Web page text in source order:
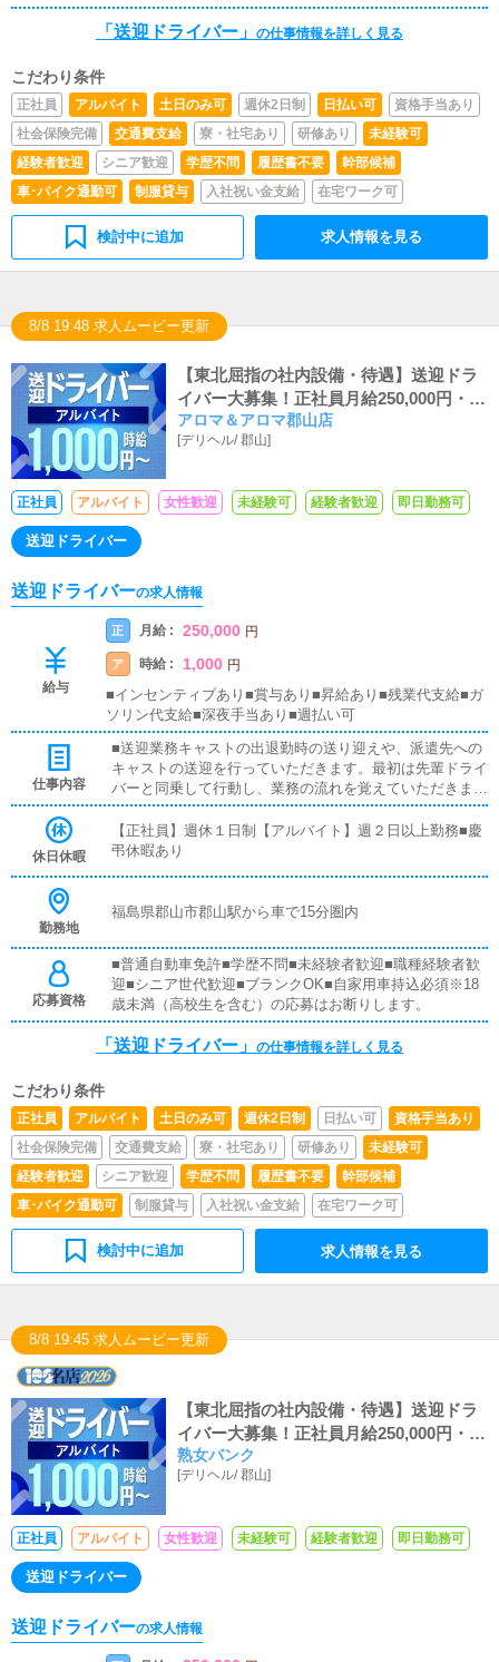
く無い方反社会勢力との関わりが無い方最低限のコミュニ
ケーションが取れる方長期勤務できる方カーナビやスマホ
「送迎ドライバー」 の仕事情報を詳しく見る
こだわり条件
正社員 アルバイト 土日のみ可 週休2日制 日払い可
資格手当あり
社会保険完備
交通費支給 寮・社宅あり 研修あり
未経験可
経験者歓迎
シニア歓迎 学歴不問 履歴書不要
幹部候補
車･バイク通勤可
制服貸与 入社祝い金支給 在宅ワーク可
検討中に追加 求人情報を見る
8/8 19:48 求人ムービー更新
【東北屈指の社内設備・待遇】送迎ドラ
イバー大募集！正社員月給250,000円・ア
ルバイト時給1,050円！インセンティブ・
賞与・昇給ございます！エリアトップク
きませんか？
アロマ＆アロマ郡山店
[デリヘル/郡山]
正社員 アルバイト 女性歓迎 未経験可 経験者歓迎 即日勤務可
送迎ドライバー
送迎ドライバーの求人情報
給与
正 月給 : 250,000 円
ア 時給 : 1,000 円
■インセンティブあり■賞与あり■昇給あり■残業代支給■ガ
ソリン代支給■深夜手当あり■週払い可
仕事内容
■送迎業務キャストの出退勤時の送り迎えや、派遣先への
キャストの送迎を行っていただきます。最初は先輩ドライ
バーと同乗して行動し、業務の流れを覚えていただきます
ので、未経験の方でも安心して働けます。お客様と対面で
接客をお願いすることはありません。ガソリン代・高速代
は支給します。■清掃業務送迎業務の空き時間に、事務所
休日休暇
【正社員】週休１日制【アルバイト】週２日以上勤務■慶
弔休暇あり
勤務地
福島県郡山市郡山駅から車で15分圏内
応募資格
■普通自動車免許■学歴不問■未経験者歓迎■職種経験者歓
迎■シニア世代歓迎■ブランクOK■自家用車持込必須※18
歳未満（高校生を含む）の応募はお断りします。
「送迎ドライバー」 の仕事情報を詳しく見る
こだわり条件
正社員 アルバイト 土日のみ可 週休2日制 日払い可
資格手当あり
社会保険完備
交通費支給 寮・社宅あり 研修あり
未経験可
経験者歓迎
シニア歓迎 学歴不問 履歴書不要
幹部候補
車･バイク通勤可
制服貸与 入社祝い金支給 在宅ワーク可
検討中に追加 求人情報を見る
8/8 19:45 求人ムービー更新
【東北屈指の社内設備・待遇】送迎ドラ
イバー大募集！正社員月給250,000円・ア
ルバイト時給1,050円！インセンティブ・
賞与・昇給ございます！エリアトップク
きませんか？
熟女バンク
[デリヘル/郡山]
正社員 アルバイト 女性歓迎 未経験可 経験者歓迎 即日勤務可
送迎ドライバー
送迎ドライバーの求人情報